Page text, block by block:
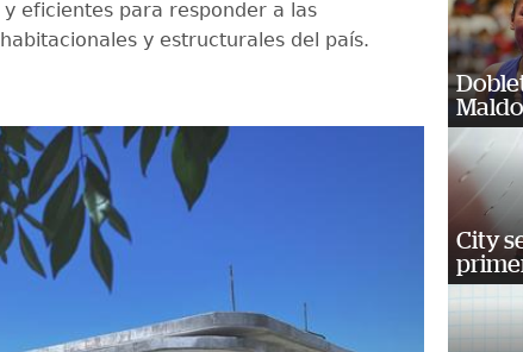
y eficientes para responder a las
y estructurales del país.
City